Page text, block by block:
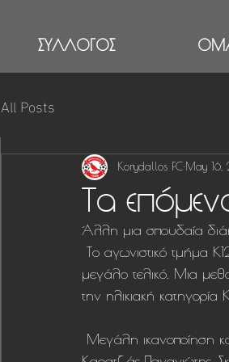
ΣΥΛΛΟΓΟΣ
All Posts
Τα
Korydallos FC May 16,
Άλλη μια σπουδαία
μεγάλο τελικό. Μια
την ηλικιακή κατηγορία